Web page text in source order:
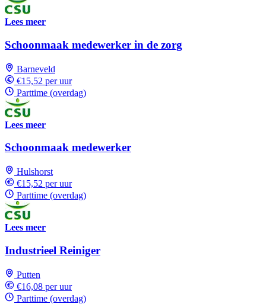
Lees meer
Schoonmaak medewerker in de zorg
Barneveld
€15,52 per uur
Parttime (overdag)
Lees meer
Schoonmaak medewerker
Hulshorst
€15,52 per uur
Parttime (overdag)
Lees meer
Industrieel Reiniger
Putten
€16,08 per uur
Parttime (overdag)